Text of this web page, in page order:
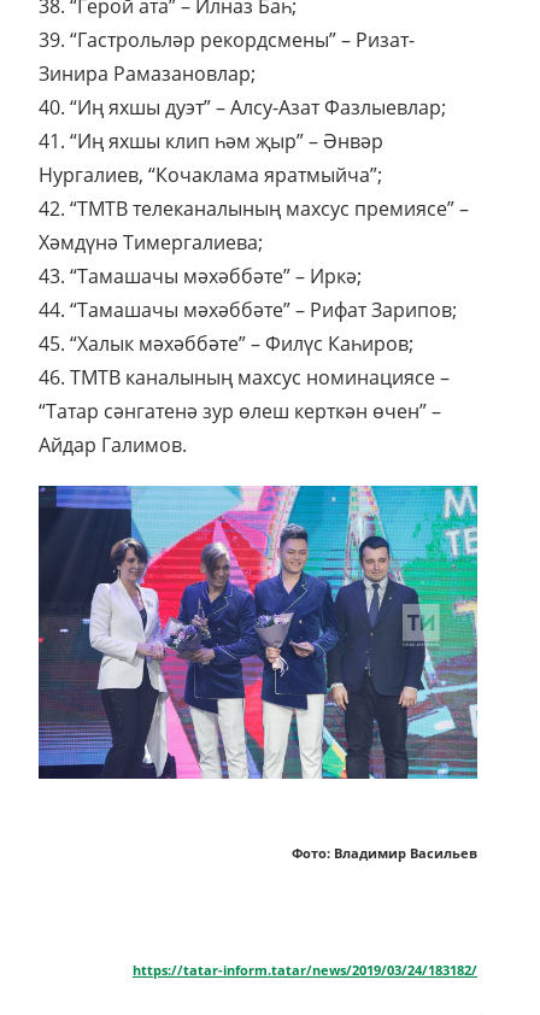
38. “Герой ата” – Илназ Баһ;
39. “Гастрольләр рекордсмены” – Ризат-
Зинира Рамазановлар;
40. “Иң яхшы дуэт” – Алсу-Азат Фазлыевлар;
41. “Иң яхшы клип һәм җыр” – Әнвәр
Нургалиев, “Кочаклама яратмыйча”;
42. “ТМТВ телеканалының махсус премиясе” –
Хәмдүнә Тимергалиева;
43. “Тамашачы мәхәббәте” – Иркә;
44. “Тамашачы мәхәббәте” – Рифат Зарипов;
45. “Халык мәхәббәте” – Филүс Каһиров;
46. ТМТВ каналының махсус номинациясе –
“Татар сәнгатенә зур өлеш керткән өчен” –
Айдар Галимов.
Фото: Владимир Васильев
https://tatar-inform.tatar/news/2019/03/24/183182/